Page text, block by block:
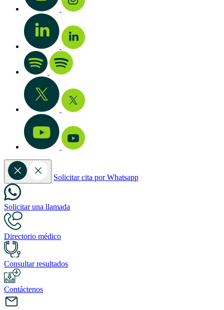
Solicitar cita por Whatsapp
Solicitar una llamada
Directorio médico
Consultar resultados
Contáctenos